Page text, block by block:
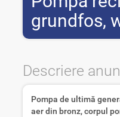
grundfos,
Descriere
Pompa de ultimă
aer din bronz, corpul